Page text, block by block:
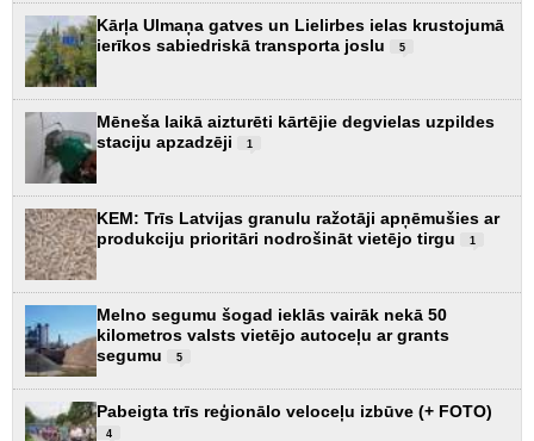
Kārļa Ulmaņa gatves un Lielirbes ielas krustojumā
ierīkos sabiedriskā transporta joslu
5
Mēneša laikā aizturēti kārtējie degvielas uzpildes
staciju apzadzēji
1
KEM: Trīs Latvijas granulu ražotāji apņēmušies ar
produkciju prioritāri nodrošināt vietējo tirgu
1
Melno segumu šogad ieklās vairāk nekā 50
kilometros valsts vietējo autoceļu ar grants
segumu
5
Pabeigta trīs reģionālo veloceļu izbūve (+ FOTO)
4